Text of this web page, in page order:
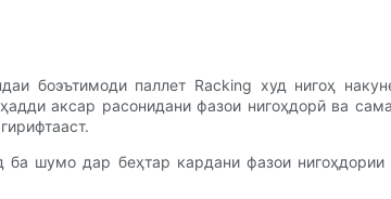
боэътимоди паллет Racking худ нигоҳ
аксар расонидани фазои нигоҳдорӣ ва
ба шумо дар беҳтар кардани фазои